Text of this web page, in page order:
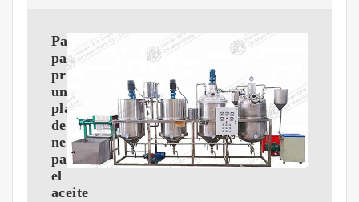
Pasos
para
preparar
un
plan
de
negocios
para
el
aceite